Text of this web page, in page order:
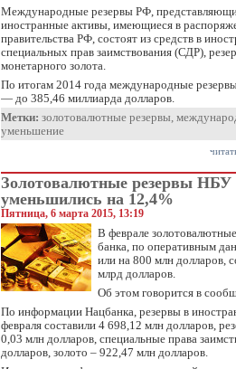
Международные резервы РФ,
иностранные активы, имеющиеся в
правительства РФ, состоят из средств в
специальных прав заимствования (СДР),
монетарного золота.
По итогам 2014 года международные
— до 385,46 миллиарда долларов.
Метки: золотовалютные резервы,
уменьшение
Золотовалютные резервы НБУ
уменьшились на 12,4%
Пятница, 6 марта 2015, 13:19
В феврале
банка, по оперативным
или на 800 млн долларов,
млрд долларов.
Об этом говорится в
По информации Нацбанка, резервы в
февраля составили 4 698,12 млн долларов,
0,03 млн долларов, специальные права
долларов, золото – 922,47 млн долларов.